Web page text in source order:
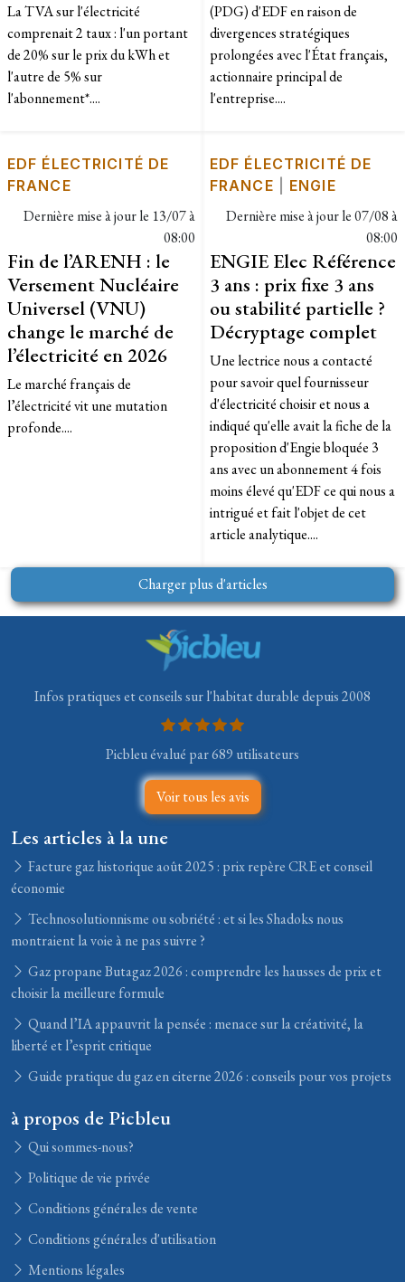
La TVA sur l'électricité
comprenait 2 taux : l'un portant
de 20% sur le prix du kWh et
l'autre de 5% sur
l'abonnement*....
(PDG) d'EDF en raison de
divergences stratégiques
prolongées avec l'État français,
actionnaire principal de
l'entreprise....
EDF ÉLECTRICITÉ DE
FRANCE
Dernière mise à jour le 13/07 à
08:00
Fin de l’ARENH : le
Versement Nucléaire
Universel (VNU)
change le marché de
l’électricité en 2026
Le marché français de
l’électricité vit une mutation
profonde....
EDF ÉLECTRICITÉ DE
FRANCE
ENGIE
Dernière mise à jour le07/08 à
08:00
ENGIE Elec Référence
3 ans : prix fixe 3 ans
ou stabilité partielle ?
Décryptage complet
Une lectrice nous a contacté
pour savoir quel fournisseur
d'électricité choisir et nous a
indiqué qu'elle avait la fiche de la
proposition d'Engie bloquée 3
ans avec un abonnement 4 fois
moins élevé qu'EDF ce qui nous a
intrigué et fait l'objet de cet
article analytique....
Charger plus d'articles
Infos pratiques et conseils sur l'habitat durable depuis 2008
Picbleu évalué par 689 utilisateurs
Voir tous les avis
Les articles à la une
Facture gaz historique août 2025 : prix repère CRE et conseil
économie
Technosolutionnisme ou sobriété : et si les Shadoks nous
montraient la voie à ne pas suivre ?
Gaz propane Butagaz 2026 : comprendre les hausses de prix et
choisir la meilleure formule
Quand l’IA appauvrit la pensée : menace sur la créativité, la
liberté et l’esprit critique
Guide pratique du gaz en citerne 2026 : conseils pour vos projets
à propos de Picbleu
Qui sommes-nous?
Politique de vie privée
Conditions générales de vente
Conditions générales d'utilisation
Mentions légales